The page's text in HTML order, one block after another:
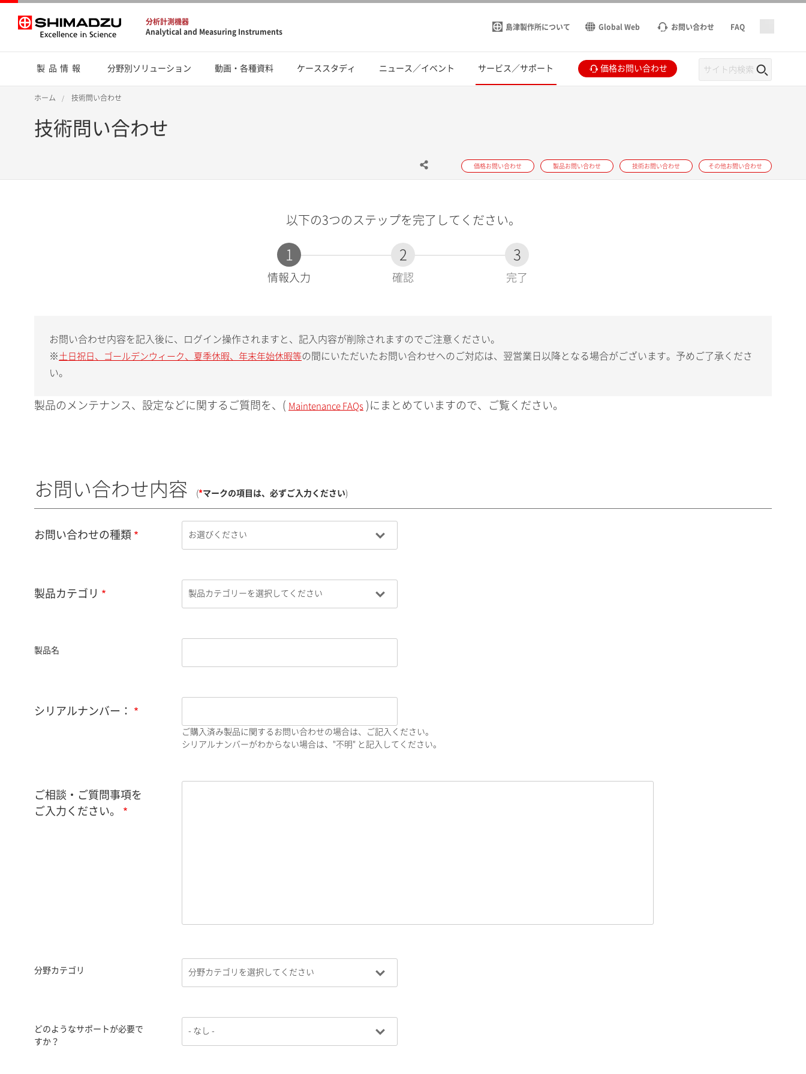
分析計測機器
Analytical and Measuring Instruments
島津製作所について Global Web お問い合わせ FAQ
製品情報 分野別ソリューション 動画・各種資料 ケーススタディ ニュース／イベント サービス／サポート 価格お問い合わせ
ホーム 技術問い合わせ
技術問い合わせ
価格お問い合わせ 製品お問い合わせ 技術お問い合わせ その他お問い合わせ
以下の3つのステップを完了してください。
1
現
情報入力
2
確認
3
完了
お問い合わせ内容を記入後に、ログイン操作されますと、記入内容が削除されますのでご注意ください。
※ 土日祝日、ゴールデンウィーク、夏季休暇、年末年始休暇等の間にいただいたお問い合わせへのご対応は、翌営業日以降となる場合がございます。予めご了承くださ
い。
製品のメンテナンス、設定などに関するご質問を、( Maintenance FAQs )にまとめていますので、ご覧ください。
お問い合わせ内容 (*マークの項目は、必ずご入力ください)
お問い合わせの種類
製品カテゴリ
製品名
シリアルナンバー：
ご購入済み製品に関するお問い合わせの場合は、ご記入ください。
シリアルナンバーがわからない場合は、"不明" と記入してください。
ご相談・ご質問事項を
ご入力ください。
分野カテゴリ
どのようなサポートが必要で
すか？